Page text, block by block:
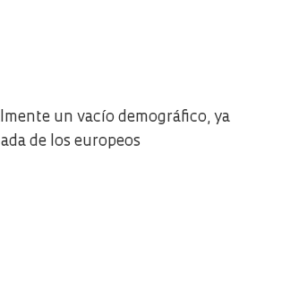
un vacío demográfico, ya
de los europeos